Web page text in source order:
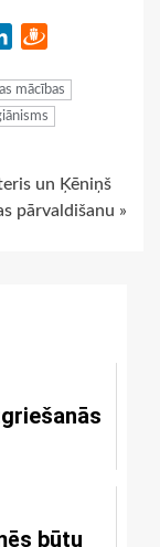
LinkedIn
mācības
un Ķēniņš
pārvaldišanu »
būtu